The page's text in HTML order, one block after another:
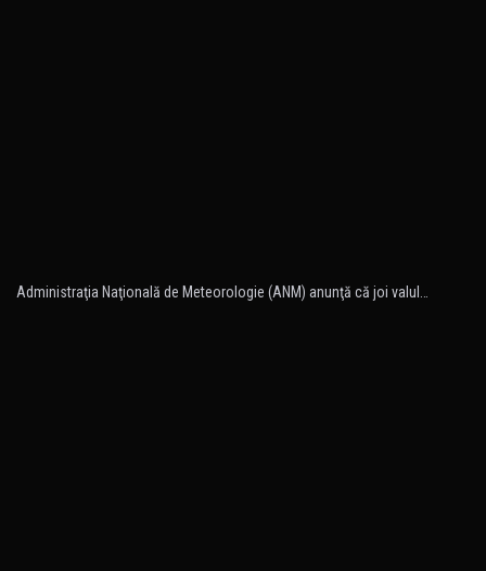
Administraţia Naţională de Meteorologie (ANM) anunţă că joi valul…